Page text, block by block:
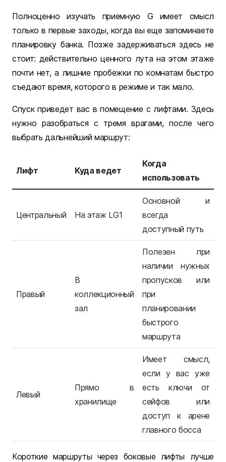
Полноценно изучать приемную G имеет смысл
только в первые заходы, когда вы еще запоминаете
планировку банка. Позже задерживаться здесь не
стоит: действительно ценного лута на этом этаже
почти нет, а лишние пробежки по комнатам быстро
съедают время, которого в режиме и так мало.
Спуск приведет вас в помещение с лифтами. Здесь
нужно разобраться с тремя врагами, после чего
выбрать дальнейший маршрут:
Лифт Куда ведет
Когда
использовать
Центральный На этаж LG1
Основной и
всегда
доступный путь
Правый
В
коллекционный
зал
Полезен при
наличии нужных
пропусков или
при
планировании
быстрого
маршрута
Левый
Прямо в
хранилище
Имеет смысл,
если у вас уже
есть ключи от
сейфов или
доступ к арене
главного босса
Короткие маршруты через боковые лифты лучше